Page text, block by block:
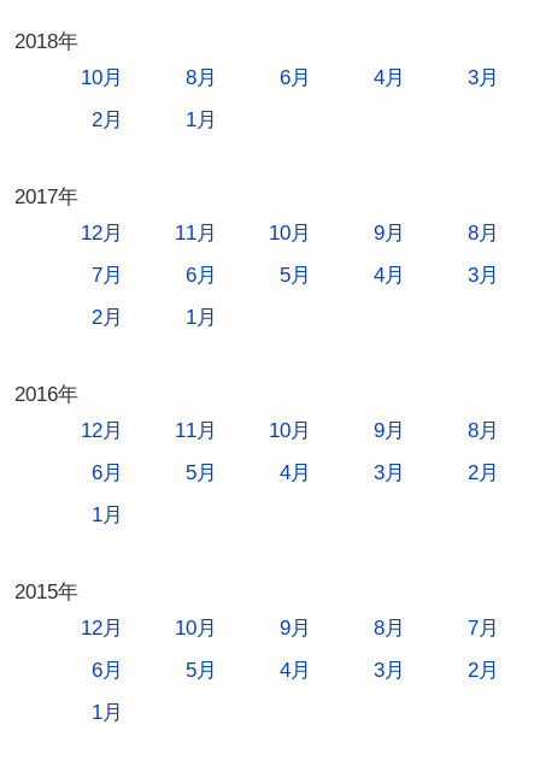
2018年
10月
8月 6月 4月
3月
2月
1月
2017年
12月
11月 10月 9月
8月
7月
6月 5月 4月
3月
2月
1月
2016年
12月
11月 10月 9月
8月
6月
5月 4月 3月
2月
1月
2015年
12月
10月 9月 8月
7月
6月
5月 4月 3月
2月
1月